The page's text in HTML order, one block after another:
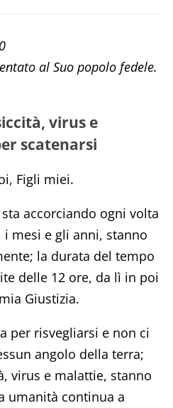
al Suo popolo fedele.
virus e
scatenarsi
Figli miei.
accorciando ogni volta
mesi e gli anni, stanno
la durata del tempo
delle 12 ore, da lì in poi
Giustizia.
per risvegliarsi e non ci
angolo della terra;
virus e malattie, stanno
umanità continua a